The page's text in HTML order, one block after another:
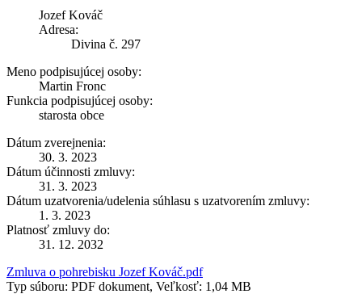
Jozef Kováč
Adresa:
Divina č. 297
Meno podpisujúcej osoby:
Martin Fronc
Funkcia podpisujúcej osoby:
starosta obce
Dátum zverejnenia:
30. 3. 2023
Dátum účinnosti zmluvy:
31. 3. 2023
Dátum uzatvorenia/udelenia súhlasu s uzatvorením zmluvy:
1. 3. 2023
Platnosť zmluvy do:
31. 12. 2032
Zmluva o pohrebisku Jozef Kováč.pdf
Typ súboru: PDF dokument, Veľkosť: 1,04 MB